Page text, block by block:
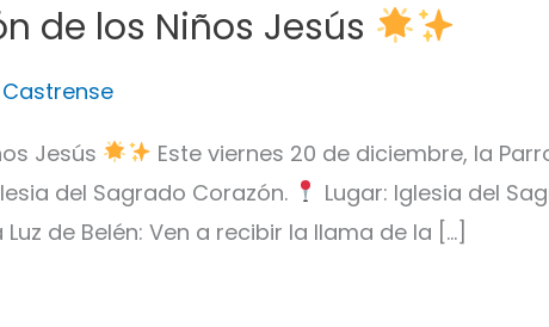
de los Niños Jesús
Jesús
Este viernes 20 de diciembre, la
del Sagrado Corazón.
Lugar: Iglesia del
Luz de Belén: Ven a recibir la llama de la […]